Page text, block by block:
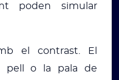
poden simular
el contrast. El
pell o la pala de